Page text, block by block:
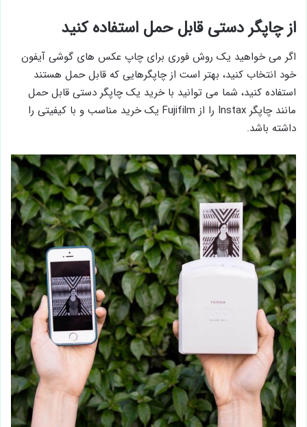
از چاپگر دستی قابل حمل استفاده کنید
اگر می خواهید یک روش فوری برای چاپ عکس های گوشی آیفون
خود انتخاب کنید، بهتر است از چاپگرهایی که قابل حمل هستند
استفاده کنید، شما می توانید با خرید یک چاپگر دستی قابل حمل
مانند چاپگر Instax را از Fujifilm یک خرید مناسب و با کیفیتی را
داشته باشد.